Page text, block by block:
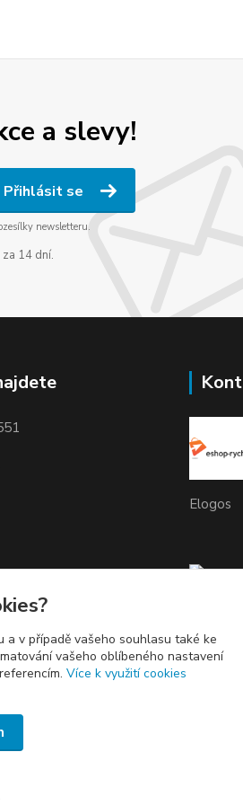
a slevy!
Přihlásit se
newsletteru.
14 dní.
Elogos
a v případě vašeho souhlasu také ke
vašeho oblíbeného nastavení
Více k využití cookies